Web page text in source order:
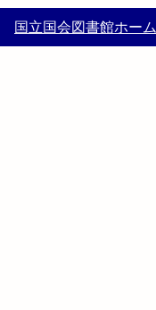
国立国会図書館ホーム